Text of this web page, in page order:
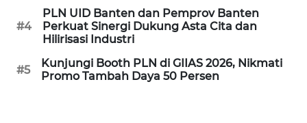
#4
PLN UID Banten dan Pemprov Banten
Perkuat Sinergi Dukung Asta Cita dan
Hilirisasi Industri
#5
Kunjungi Booth PLN di GIIAS 2026, Nikmati
Promo Tambah Daya 50 Persen
SUBANG
WN
SUKABUMI